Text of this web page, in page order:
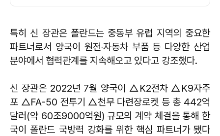
특히 신 장관은 폴란드는 중동부 유럽 지역의 중요한
파트너로서 양국이 원전‧자동차 부품 등 다양한 산업
분야에서 협력관계를 지속해오고 있다고 강조했다.
신 장관은 2022년 7월 양국이 △K2전차 △K9자주
포 △FA-50 전투기 △천무 다련장로켓 등 총 442억
달러(약 60조9000억원) 규모의 계약 체결을 통해 한
국이 폴란드 국방력 강화를 위한 핵심 파트너가 됐다